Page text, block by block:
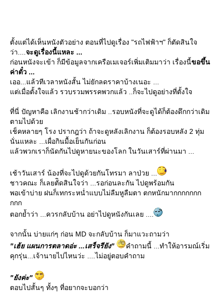
ตั้งแต่ได้เห็นหนังตัวอย่าง ตอนที่ไปดูเรื่อง "รถไฟฟ้าฯ" ก็ตัดสินใจ
ว่า.... จะดูเรื่องนี้แหละ ...
ก่อนหนังจะเข้า ก็มีข้อมูลจากเครือเมเจอร์เพิ่มเติมมาว่า เรื่องนี้ขอขึ้น
ค่าตั๋ว ...
เออ...แล้วทีเวลาหนังสั้น ไม่ยักลดราคาบ้างเนอะ ...
ต่เมื่อตั้งใจแล้ว รวบรวมพรรคพวกแล้ว ..ก็จะไปดูอย่างที่ตั้งใจ
ที่นี่ ปัญหาคือ เลิกงานช้ากว่าเดิม ..รอบหนังที่จะดูได้ก็ต้องดึกกว่าเดิม
ตามไปด้ว
เช็คหลายๆ โรง ปรากฎว่า ถ้าจะดูหลังเลิกงาน ก็ต้องรอบหลัง 2 ทุ่ม
นั่นแหละ ...เผื่อกินมื้อเย็นกันก่อน
ล้วพวกเราก็นัดกันไปดูหายนะของโลก ในวันเสาร์ที่ผ่านมา ...
เช้าวันเสาร์ น้องที่จะไปดูด้วยกันโทรมา ลาป่วย ...
ชาวคณะ ก็เลยตัิดสินใจว่า ...รอก่อนละกัน ไปดูพร้อมกัน
พอเข้าบ่าย ฝนก็เทกระหน่ำแบบไม่ลืมหูลืมตา ตกหนักมากกกกกกก
กกก
ตอกย้ำว่า ...ควรกลับบ้าน อย่าไปดูหนังกันเลย ....
จากนั้น บ่ายแก่ๆ ก่อน MD จะกลับบ้าน ก็มาแวะถามว่า
"เฮ้ย แผนการตลาดอ่ะ ...เสร็จรียัง"
คำถามนี้ ...ทำให้อารมณ์เริ่ม
คุกรุ่น...เจ้านายไปไหนว่ะ ....ไม่อยู่ตอบคำถาม
"ยังค่ะ"
ตอบไปสั้นๆ ทั้งๆ ที่อยากจะบอกว่า